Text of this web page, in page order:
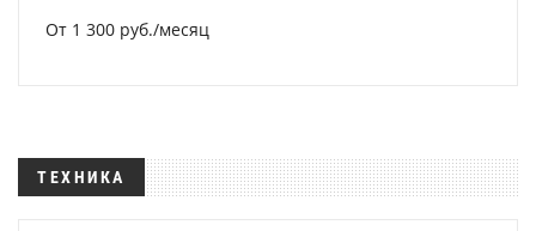
От 1 300 руб./месяц
ТЕХНИКА